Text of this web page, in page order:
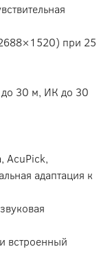
при 25
до 30 м, ИК до 30
AcuPick,
адаптация к
встроенный